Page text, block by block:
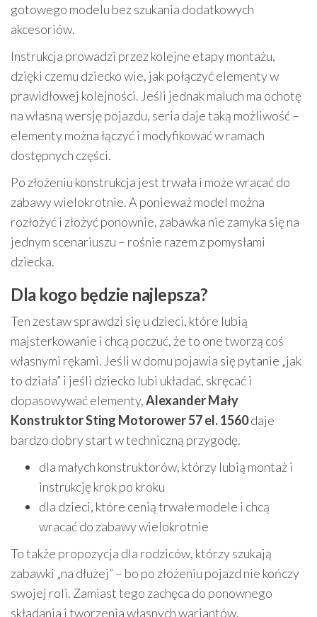
gotowego modelu bez szukania dodatkowych
akcesoriów.
Instrukcja prowadzi przez kolejne etapy montażu,
dzięki czemu dziecko wie, jak połączyć elementy w
prawidłowej kolejności. Jeśli jednak maluch ma ochotę
na własną wersję pojazdu, seria daje taką możliwość –
elementy można łączyć i modyfikować w ramach
dostępnych części.
Po złożeniu konstrukcja jest trwała i może wracać do
zabawy wielokrotnie. A ponieważ model można
rozłożyć i złożyć ponownie, zabawka nie zamyka się na
jednym scenariuszu – rośnie razem z pomysłami
dziecka.
Dla kogo będzie najlepsza?
Ten zestaw sprawdzi się u dzieci, które lubią
majsterkowanie i chcą poczuć, że to one tworzą coś
własnymi rękami. Jeśli w domu pojawia się pytanie „jak
to działa” i jeśli dziecko lubi układać, skręcać i
dopasowywać elementy,Alexander Mały
Konstruktor Sting Motorower 57 el. 1560daje
bardzo dobry start w techniczną przygodę.
dla małych konstruktorów, którzy lubią montaż i
instrukcję krok po kroku
dla dzieci, które cenią trwałe modele i chcą
wracać do zabawy wielokrotnie
To także propozycja dla rodziców, którzy szukają
zabawki „na dłużej” – bo po złożeniu pojazd nie kończy
swojej roli. Zamiast tego zachęca do ponownego
składania i tworzenia własnych wariantów.